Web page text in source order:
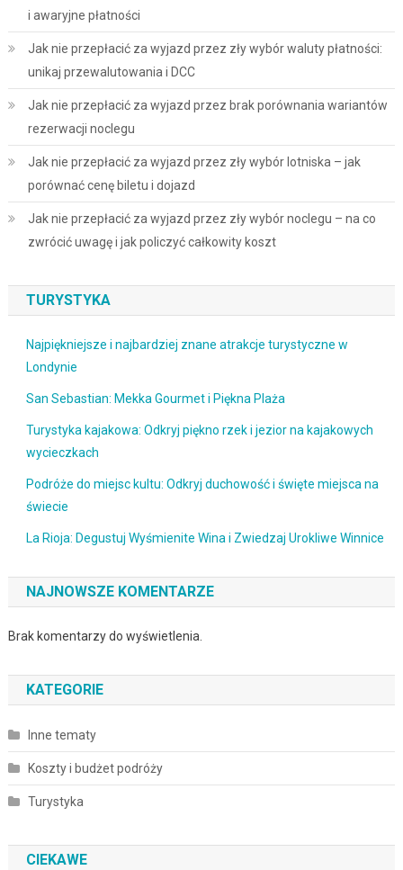
i awaryjne płatności
Jak nie przepłacić za wyjazd przez zły wybór waluty płatności:
unikaj przewalutowania i DCC
Jak nie przepłacić za wyjazd przez brak porównania wariantów
rezerwacji noclegu
Jak nie przepłacić za wyjazd przez zły wybór lotniska – jak
porównać cenę biletu i dojazd
Jak nie przepłacić za wyjazd przez zły wybór noclegu – na co
zwrócić uwagę i jak policzyć całkowity koszt
TURYSTYKA
Najpiękniejsze i najbardziej znane atrakcje turystyczne w
Londynie
San Sebastian: Mekka Gourmet i Piękna Plaża
Turystyka kajakowa: Odkryj piękno rzek i jezior na kajakowych
wycieczkach
Podróże do miejsc kultu: Odkryj duchowość i święte miejsca na
świecie
La Rioja: Degustuj Wyśmienite Wina i Zwiedzaj Urokliwe Winnice
NAJNOWSZE KOMENTARZE
Brak komentarzy do wyświetlenia.
KATEGORIE
Inne tematy
Koszty i budżet podróży
Turystyka
CIEKAWE